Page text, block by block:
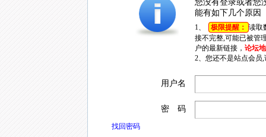
您没有登录或者您
能有如下几个原因
1、 极限提醒： 读取
接不完整,可能已被管
户的最新链接， 论坛
2、您还不是站点会员
用户名
密 码
找回密码